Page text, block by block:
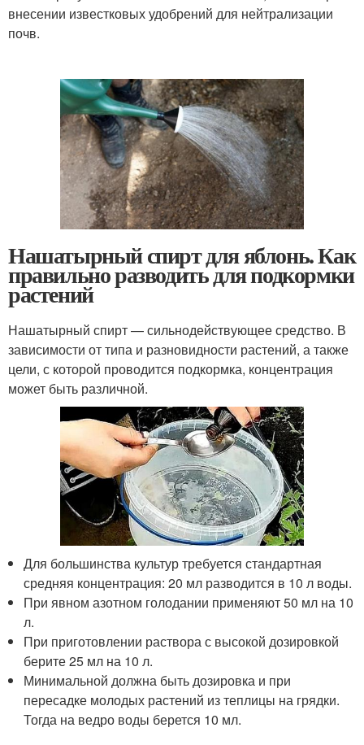
внесении известковых удобрений для нейтрализации
почв.
Нашатырный спирт для яблонь. Как
правильно разводить для подкормки
растений
Нашатырный спирт — сильнодействующее средство. В
зависимости от типа и разновидности растений, а также
цели, с которой проводится подкормка, концентрация
может быть различной.
Для большинства культур требуется стандартная
средняя концентрация: 20 мл разводится в 10 л воды.
При явном азотном голодании применяют 50 мл на 10
л.
При приготовлении раствора с высокой дозировкой
берите 25 мл на 10 л.
Минимальной должна быть дозировка и при
пересадке молодых растений из теплицы на грядки.
Тогда на ведро воды берется 10 мл.